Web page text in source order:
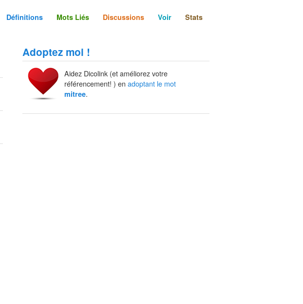
Définitions Mots Liés Discussions Voir Stats
Adoptez moi !
Aidez Dicolink (et améliorez votre
référencement! ) en adoptant le mot
mitree.